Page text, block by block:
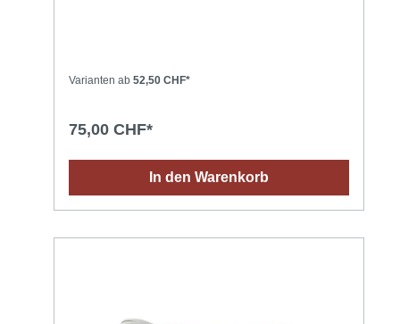
Varianten ab 52,50 CHF*
75,00 CHF*
In den Warenkorb